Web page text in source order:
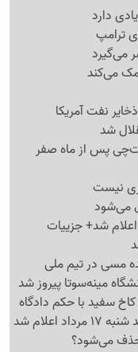
دارد
ترامپ
می‌گیرد
می‌کند
نفت آمریکا
شد
پس از ماه صفر
نیست
می‌شود
مسی در تیم ملی
مینه‌سوتا پیروز شد
شد
می‌شود؟